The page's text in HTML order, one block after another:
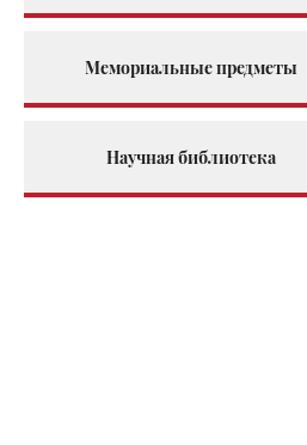
Мемориальные предметы
Научная библиотека